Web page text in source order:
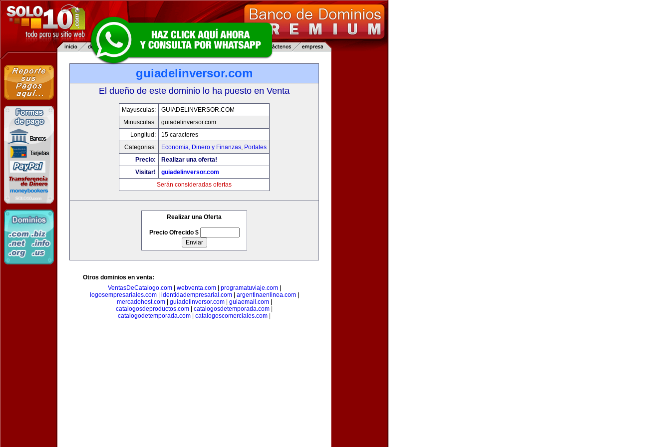
guiadelinversor.com
El dueño de este dominio lo ha puesto en Venta
Mayusculas:
GUIADELINVERSOR.COM
Minusculas:
guiadelinversor.com
Longitud:
15 caracteres
Categorias:
Economia, Dinero y Finanzas, Portales
Precio:
Realizar una oferta!
Visitar!
guiadelinversor.com
Serán consideradas ofertas
Realizar una Oferta
Precio Ofrecido $
Otros dominios en venta:
VentasDeCatalogo.com| webventa.com| programatuviaje.com|
logosempresariales.com| identidadempresarial.com| argentinaenlinea.com|
mercadohost.com| guiadelinversor.com| guiaemail.com|
catalogosdeproductos.com
catalogosdetemporada.com
catalogodetemporada.com
catalogoscomerciales.com